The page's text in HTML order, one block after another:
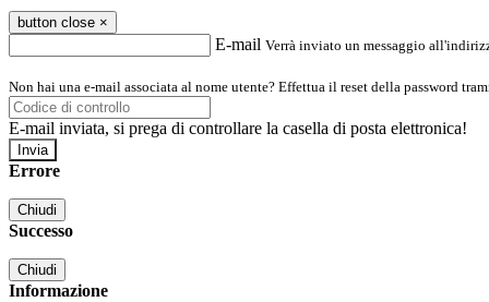
button close ×
E-mail Verrà inviato un messaggio
Non hai una e-mail associata al nome utente? Effettua il reset della password
E-mail inviata, si prega di controllare la casella di posta elettronica!
Errore
Chiudi
Successo
Chiudi
Informazione